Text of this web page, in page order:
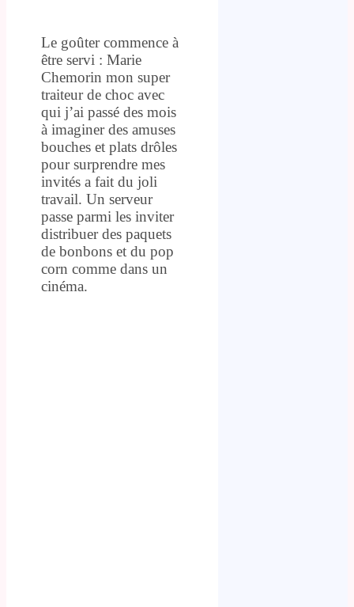
Le goûter commence à
être servi : Marie
Chemorin mon super
traiteur de choc avec
qui j’ai passé des mois
à imaginer des amuses
bouches et plats drôles
pour surprendre mes
invités a fait du joli
travail. Un serveur
passe parmi les inviter
distribuer des paquets
de bonbons et du pop
corn comme dans un
cinéma.